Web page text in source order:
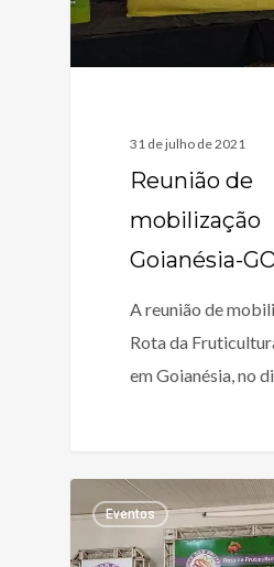
31 de julho de 2021
Reunião de
mobilização
Goianésia-
A reunião de
Rota da
em Goianésia, no
Eventos